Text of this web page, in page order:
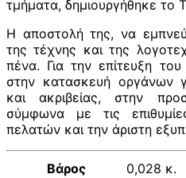
τμήματα, δημιουργήθηκε το
Η αποστολή της, να
της τέχνης και της
πένα. Για την επίτευξη
στην κατασκευή οργάνων
και ακριβείας, στην
σύμφωνα με τις
πελατών και την άριστη
Βάρος
0,028 κ.